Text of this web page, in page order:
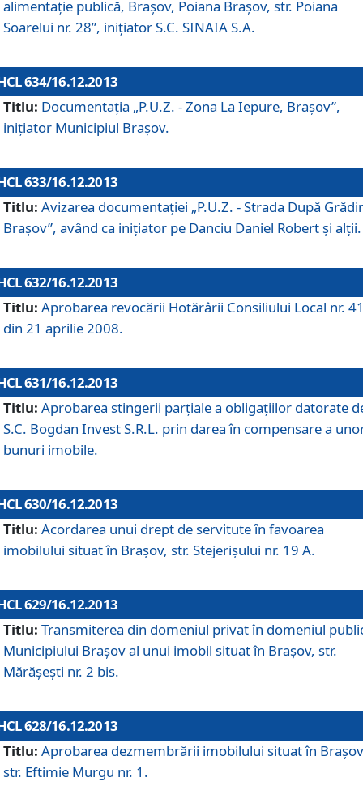
alimentaţie publică, Braşov, Poiana Braşov, str. Poiana
Soarelui nr. 28”, iniţiator S.C. SINAIA S.A.
634/16.12.2013
Titlu: Documentaţia „P.U.Z. - Zona La Iepure, Braşov”,
iniţiator Municipiul Braşov.
633/16.12.2013
Titlu: Avizarea documentaţiei „P.U.Z. - Strada După
Braşov”, având ca iniţiator pe Danciu Daniel Robert şi alţii.
632/16.12.2013
Titlu: Aprobarea revocării Hotărârii Consiliului Local nr.
din 21 aprilie 2008.
631/16.12.2013
Titlu: Aprobarea stingerii parţiale a obligaţiilor datorate
S.C. Bogdan Invest S.R.L. prin darea în compensare a
bunuri imobile.
630/16.12.2013
Titlu: Acordarea unui drept de servitute în favoarea
imobilului situat în Braşov, str. Stejerişului nr. 19 A.
629/16.12.2013
Titlu: Transmiterea din domeniul privat în domeniul
Municipiului Braşov al unui imobil situat în Braşov, str.
Mărăşeşti nr. 2 bis.
628/16.12.2013
Titlu: Aprobarea dezmembrării imobilului situat în
str. Eftimie Murgu nr. 1.